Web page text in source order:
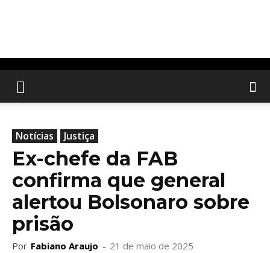
Notícias Justiça
Ex-chefe da FAB
confirma que general
alertou Bolsonaro sobre
prisão
Por Fabiano Araujo - 21 de maio de 2025